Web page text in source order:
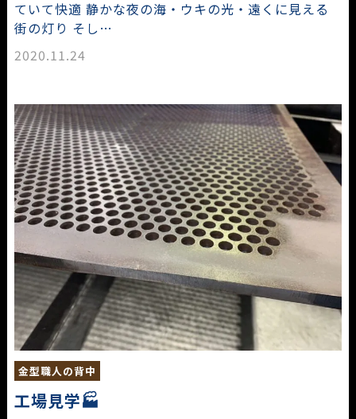
ていて快適 静かな夜の海・ウキの光・遠くに見える
街の灯り そし…
2020.11.24
金型職人の背中
工場見学🏭